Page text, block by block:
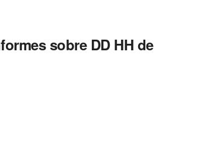
sobre DD HH de